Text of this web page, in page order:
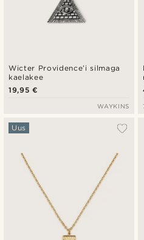
Wicter Providence’i silmaga
kaelakee
19,95 €
WAYKINS
Uus